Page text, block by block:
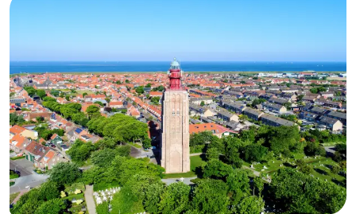
Golfbanen
-
Delta-
en
paravliegen
Eten
en
drinken
Evenementen
Ringrijden
Zoutelande